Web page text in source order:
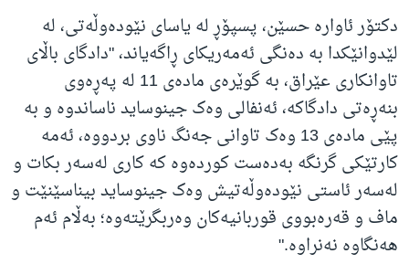
دکتۆر ئاوارە حسێن، پسپۆڕ لە یاسای نێودەوڵەتی، لە
لێدوانێکدا بە دەنگی ئەمەریکای ڕاگەیاند، "دادگای باڵای
تاوانکاری عێراق، بە گوێرەی مادەی 11 لە پەڕەوی
بنەڕەتی دادگاکە، ئەنفالی وەک جینوساید ناساندوە و بە
پێی مادەی 13 وەک تاوانی جەنگ ناوی بردووە، ئەمە
کارتێکی گرنگە بەدەست کوردەوە کە کاری لەسەر بکات و
لەسەر ئاستی نێودەوڵەتیش وەک جینوساید بیناسێنێت و
ماف و قەرەبووی قوربانیەکان وەربگرێتەوە؛ بەڵام ئەم
هەنگاوە نەنراوە."